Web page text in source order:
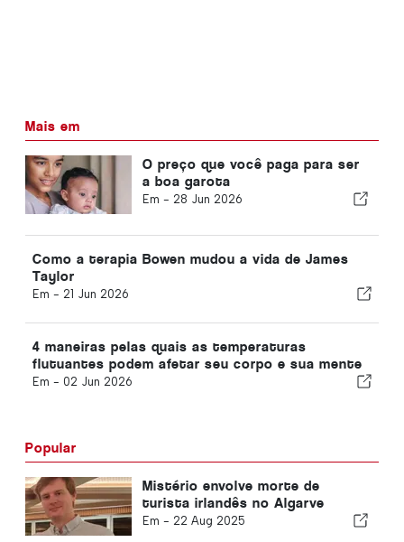
Mais em
O preço que você paga para ser
a boa garota
Em - 28 Jun 2026
Como a terapia Bowen mudou a vida de James
Taylor
Em - 21 Jun 2026
4 maneiras pelas quais as temperaturas
flutuantes podem afetar seu corpo e sua mente
Em - 02 Jun 2026
Popular
Mistério envolve morte de
turista irlandês no Algarve
Em - 22 Aug 2025